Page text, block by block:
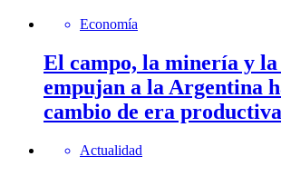
Economía
El campo, la minería y
empujan a la Argentina
cambio de era productiva
Actualidad